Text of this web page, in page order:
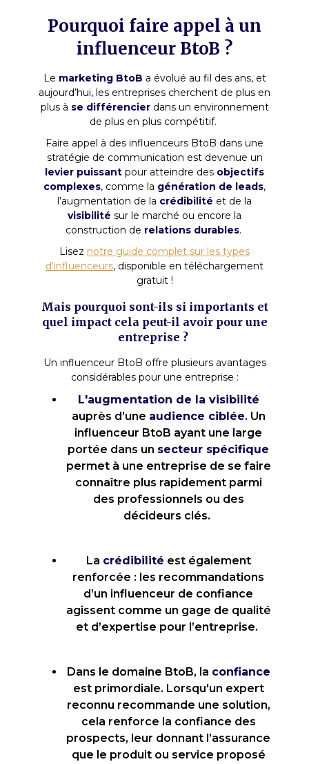
Pourquoi faire appel à un
influenceur BtoB ?
Le marketing BtoB a évolué au fil des ans, et
aujourd’hui, les entreprises cherchent de plus en
plus à se différencier dans un environnement
de plus en plus compétitif.
Faire appel à des influenceurs BtoB dans une
stratégie de communication est devenue un
levier puissant pour atteindre des objectifs
complexes, comme la génération de leads,
l’augmentation de la crédibilité et de la
visibilité sur le marché ou encore la
construction de relations durables.
Lisez notre guide complet sur les types
d’influenceurs, disponible en téléchargement
gratuit !
Mais pourquoi sont-ils si importants et
quel impact cela peut-il avoir pour une
entreprise ?
Un influenceur BtoB offre plusieurs avantages
considérables pour une entreprise :
L'augmentation de la visibilité
auprès d’une audience ciblée. Un
influenceur BtoB ayant une large
portée dans un secteur spécifique
permet à une entreprise de se faire
connaître plus rapidement parmi
des professionnels ou des
décideurs clés.
La crédibilité est également
renforcée : les recommandations
d’un influenceur de confiance
agissent comme un gage de qualité
et d’expertise pour l’entreprise.
Dans le domaine BtoB, la confiance
est primordiale. Lorsqu'un expert
reconnu recommande une solution,
cela renforce la confiance des
prospects, leur donnant l’assurance
que le produit ou service proposé